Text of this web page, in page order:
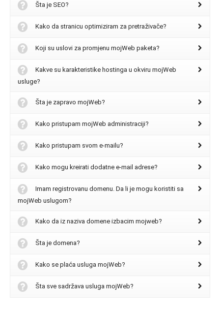
Šta je SEO?
Kako da stranicu optimiziram za pretraživače?
Koji su uslovi za promjenu mojWeb paketa?
Kakve su karakteristike hostinga u okviru mojWeb
usluge?
Šta je zapravo mojWeb?
Kako pristupam mojWeb administraciji?
Kako pristupam svom e-mailu?
Kako mogu kreirati dodatne e-mail adrese?
Imam registrovanu domenu. Da li je mogu koristiti sa
mojWeb uslugom?
Kako da iz naziva domene izbacim mojweb?
Šta je domena?
Kako se plaća usluga mojWeb?
Šta sve sadržava usluga mojWeb?